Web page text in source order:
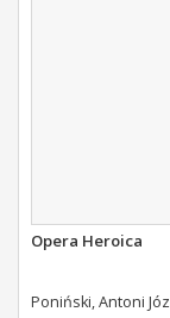
Opera Heroica